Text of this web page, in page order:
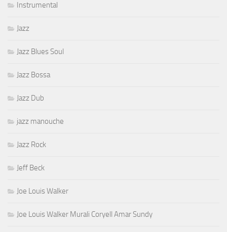
Instrumental
Jazz
Jazz Blues Soul
Jazz Bossa
Jazz Dub
jazz manouche
Jazz Rock
Jeff Beck
Joe Louis Walker
Joe Louis Walker Murali Coryell Amar Sundy